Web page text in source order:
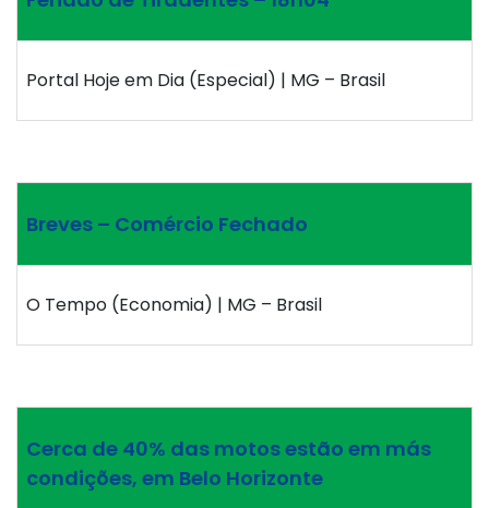
Portal Hoje em Dia (Especial) | MG – Brasil
Breves – Comércio Fechado
O Tempo (Economia) | MG – Brasil
Cerca de 40% das motos estão em más
condições, em Belo Horizonte